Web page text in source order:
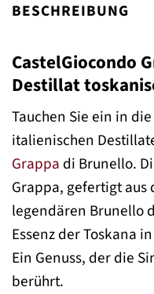
BESCHREIBUNG
CastelGiocondo
Destillat
Tauchen Sie ein in
italienischen
Grappa di Brunello.
Grappa, gefertigt aus
legendären Brunello
Essenz der Toskana
Ein Genuss, der die
berührt.